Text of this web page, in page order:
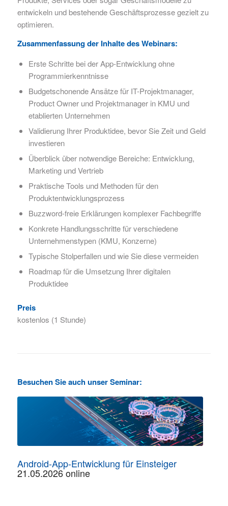
entwickeln und bestehende Geschäftsprozesse gezielt zu
optimieren.
Zusammenfassung der Inhalte des Webinars:
Erste Schritte bei der App-Entwicklung ohne
Programmierkenntnisse
Budgetschonende Ansätze für IT-Projektmanager,
Product Owner und Projektmanager in KMU und
etablierten Unternehmen
Validierung Ihrer Produktidee, bevor Sie Zeit und Geld
investieren
Überblick über notwendige Bereiche: Entwicklung,
Marketing und Vertrieb
Praktische Tools und Methoden für den
Produktentwicklungsprozess
Buzzword-freie Erklärungen komplexer Fachbegriffe
Konkrete Handlungsschritte für verschiedene
Unternehmenstypen (KMU, Konzerne)
Typische Stolperfallen und wie Sie diese vermeiden
Roadmap für die Umsetzung Ihrer digitalen
Produktidee
Preis
kostenlos (1 Stunde)
Besuchen Sie auch unser Seminar:
Android-App-Entwicklung für Einsteiger
21.05.2026 online